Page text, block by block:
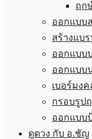
ฤก
ออกแบบ
สร้างแบ
ออกแบบ
ออกแบบ
เบอร์มงค
กรอบรูป
ออกแบบ
ดูดวง กับ อ.ชัญ